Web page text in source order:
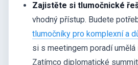
Zajistěte si tlumočnické
vhodný přístup. Budete
tlumočníky pro komplexní a
si s meetingem poradí umělá
Zatímco diplomatické